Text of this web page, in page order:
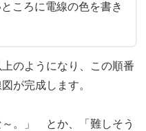
ころに電線の色を書き
のようになり、この順番
が完成します。
～。」 とか、「難しそう